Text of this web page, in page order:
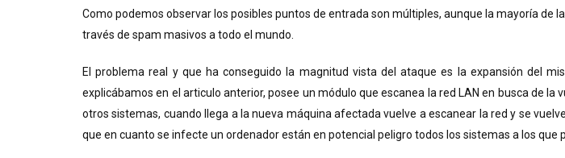
Como podemos observar los posibles puntos de entrada son múltiples, aunque la mayoría
través de spam masivos a todo el mundo.
El problema real y que ha conseguido la magnitud vista del ataque es la expansión del
explicábamos en el articulo anterior, posee un módulo que escanea la red LAN en busca de
otros sistemas, cuando llega a la nueva máquina afectada vuelve a escanear la red y se
que en cuanto se infecte un ordenador están en potencial peligro todos los sistemas a los que